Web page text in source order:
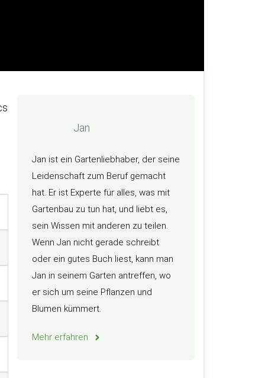
Jan
Jan ist ein Gartenliebhaber, der seine
Leidenschaft zum Beruf gemacht
hat. Er ist Experte für alles, was mit
Gartenbau zu tun hat, und liebt es,
sein Wissen mit anderen zu teilen.
Wenn Jan nicht gerade schreibt
oder ein gutes Buch liest, kann man
Jan in seinem Garten antreffen, wo
er sich um seine Pflanzen und
Blumen kümmert.
Mehr erfahren